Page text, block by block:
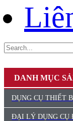
DANH MỤC
DỤNG CỤ THIẾT
ĐẠI LÝ DỤNG CỤ